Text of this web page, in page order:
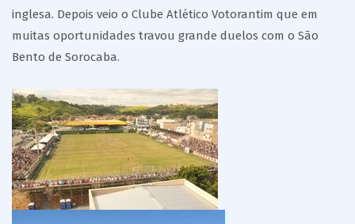
inglesa. Depois veio o Clube Atlético Votorantim que em
muitas oportunidades travou grande duelos com o São
Bento de Sorocaba.